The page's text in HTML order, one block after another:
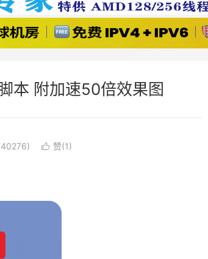
本 附加速50倍效果图
 赞(1)